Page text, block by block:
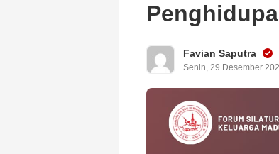
Favian Saputra
Senin, 29 Desember